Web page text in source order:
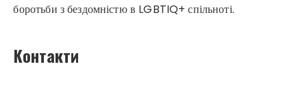
боротьби з бездомністю в LGBTIQ+ спільноті.
Контакти